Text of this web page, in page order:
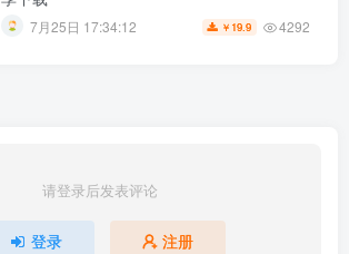
7月25日 17:34:12 ￥ 19.9 4292
请登录后发表评论
登录 注册